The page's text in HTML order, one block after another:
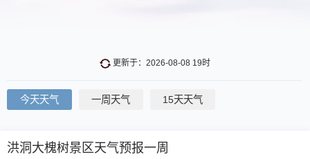
更新于：2026-08-08 19时
今天天气 一周天气 15天天气
洪洞大槐树景区天气预报一周